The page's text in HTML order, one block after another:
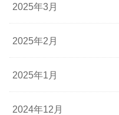
2025年3月
2025年2月
2025年1月
2024年12月